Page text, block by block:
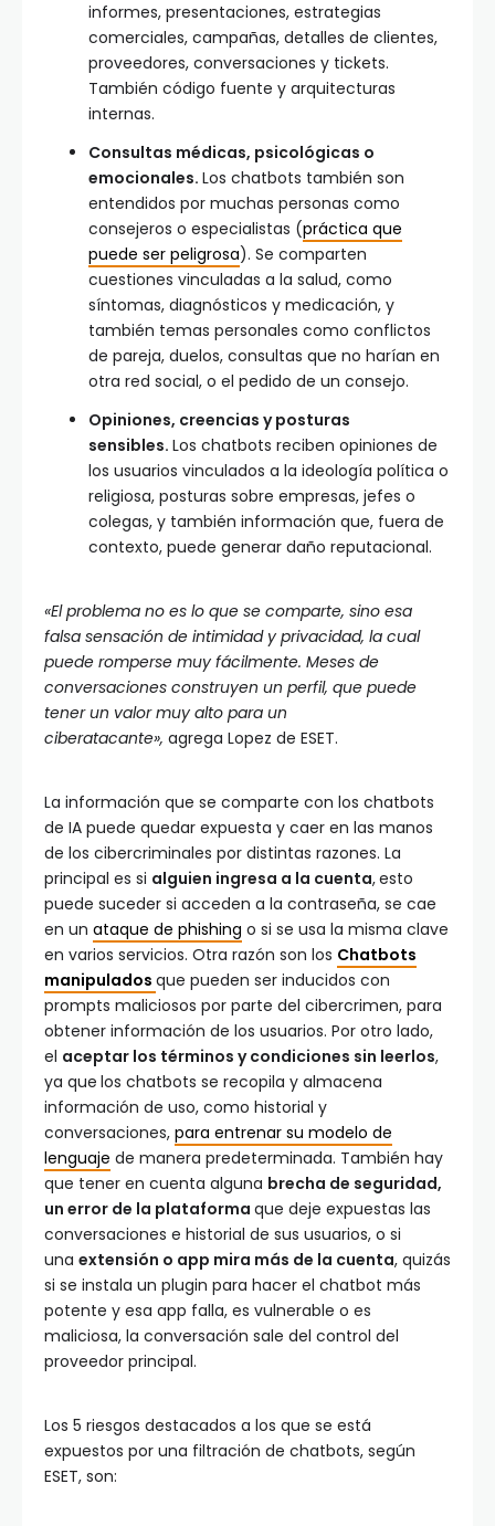
informes, presentaciones, estrategias
comerciales, campañas, detalles de clientes,
proveedores, conversaciones y tickets.
También código fuente y arquitecturas
internas.
Consultas médicas, psicológicas o
emocionales. Los chatbots también son
entendidos por muchas personas como
consejeros o especialistas (práctica que
puede ser peligrosa). Se comparten
cuestiones vinculadas a la salud, como
síntomas, diagnósticos y medicación, y
también temas personales como conflictos
de pareja, duelos, consultas que no harían en
otra red social, o el pedido de un consejo.
Opiniones, creencias y posturas
sensibles. Los chatbots reciben opiniones de
los usuarios vinculados a la ideología política o
religiosa, posturas sobre empresas, jefes o
colegas, y también información que, fuera de
contexto, puede generar daño reputacional.
«El problema no es lo que se comparte, sino esa
falsa sensación de intimidad y privacidad, la cual
puede romperse muy fácilmente. Meses de
conversaciones construyen un perfil, que puede
tener un valor muy alto para un
ciberatacante», agrega Lopez de ESET.
La información que se comparte con los chatbots
de IA puede quedar expuesta y caer en las manos
de los cibercriminales por distintas razones. La
principal es si alguien ingresa a la cuenta,esto
puede suceder si acceden a la contraseña, se cae
en un ataque de phishing o si se usa la misma clave
en varios servicios. Otra razón son los Chatbots
manipulados que pueden ser inducidos con
prompts maliciosos por parte del cibercrimen, para
obtener información de los usuarios. Por otro lado,
el aceptar los términos y condiciones sin leerlos,
ya que los chatbots se recopila y almacena
información de uso, como historial y
conversaciones, para entrenar su modelo de
lenguaje de manera predeterminada. También hay
que tener en cuenta alguna brecha de seguridad,
un error de la plataforma que deje expuestas las
conversaciones e historial de sus usuarios, o si
una extensión o app mira más de la cuenta, quizás
si se instala un plugin para hacer el chatbot más
potente y esa app falla, es vulnerable o es
maliciosa, la conversación sale del control del
proveedor principal.
Los 5 riesgos destacados a los que se está
expuestos por una filtración de chatbots, según
ESET, son: